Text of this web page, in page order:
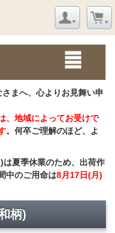
まへ、心よりお見舞い申
、地域によってお受けで
何卒ご理解のほど、よ
夏季休業のため、出荷作
中のご用命は8月17日(月)
柄)